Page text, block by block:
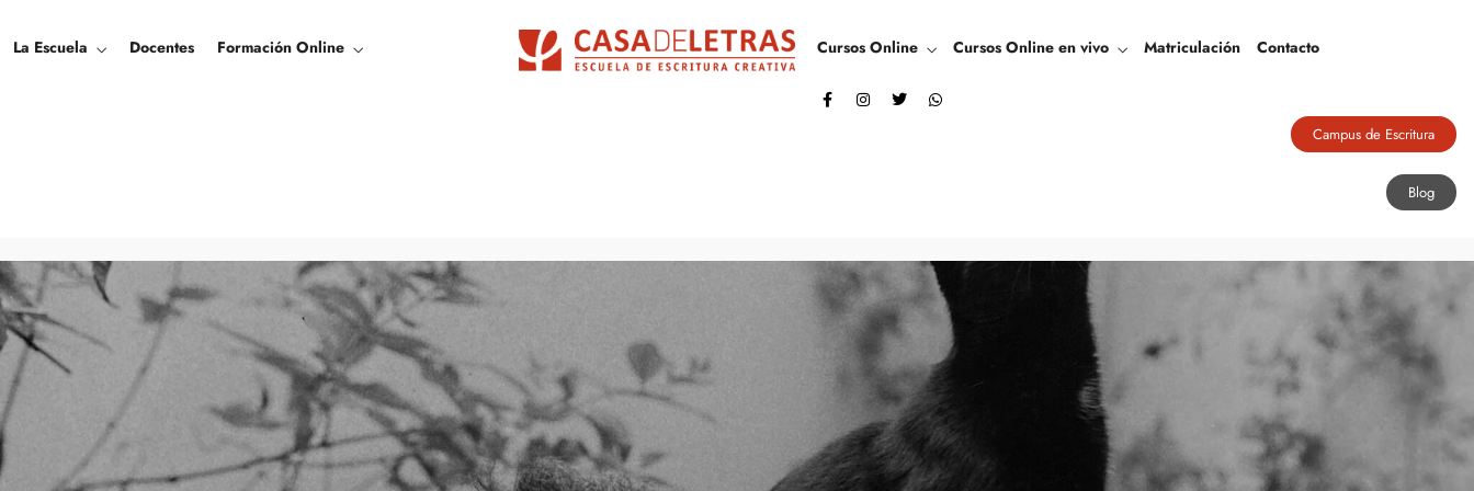
La Escuela Docentes Formación Online Cursos Online Cursos Online en vivo Matriculación Contacto
Campus de Escritura
Blog